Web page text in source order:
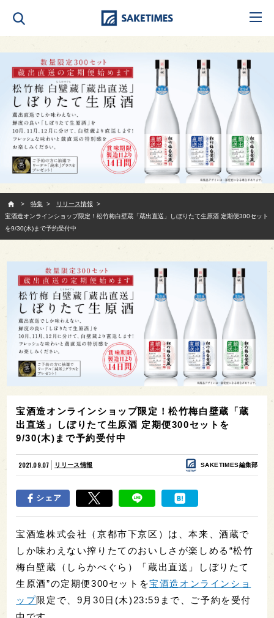
特集
リリース情報
宝酒造オンラインショップ限定！松竹梅白壁蔵「蔵出直送」しぼりたて生原酒 定期便300セット
を9/30(木)まで予約受付中
宝酒造オンラインショップ限定！松竹梅白壁蔵「蔵
出直送」しぼりたて生原酒 定期便300セットを
9/30(木)まで予約受付中
2021.09.07 リリース情報 SAKETIMES編集部
シェア
宝酒造株式会社（京都市下京区）は、本来、酒蔵で
しか味わえない搾りたてのおいしさが楽しめる“松竹
梅白壁蔵（しらかべぐら）「蔵出直送」しぼりたて
生原酒”の定期便300セットを宝酒造オンラインショ
ップ限定で、9月30日(木)23:59まで、ご予約を受付